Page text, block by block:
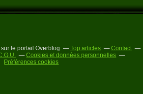
sur le portail Overblog Top articles
Contact
Cookies et données personnelles
Préférences cookies